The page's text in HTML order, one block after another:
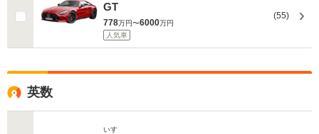
GT
778万円〜6000万円
人気車
(55)
英数
いすゞ